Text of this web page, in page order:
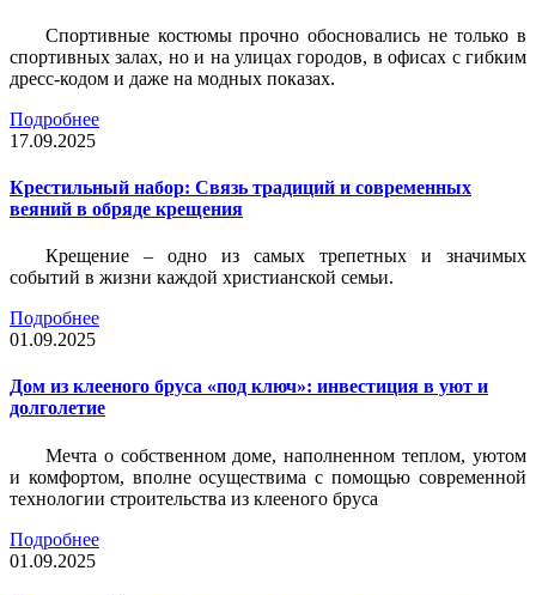
Спортивные костюмы прочно обосновались не только в
спортивных залах, но и на улицах городов, в офисах с гибким
дресс-кодом и даже на модных показах.
Подробнее
17.09.2025
Крестильный набор: Связь традиций и современных
веяний в обряде крещения
Крещение – одно из самых трепетных и значимых
событий в жизни каждой христианской семьи.
Подробнее
01.09.2025
Дом из клееного бруса «под ключ»: инвестиция в уют и
долголетие
Мечта о собственном доме, наполненном теплом, уютом
и комфортом, вполне осуществима с помощью современной
технологии строительства из клееного бруса
Подробнее
01.09.2025